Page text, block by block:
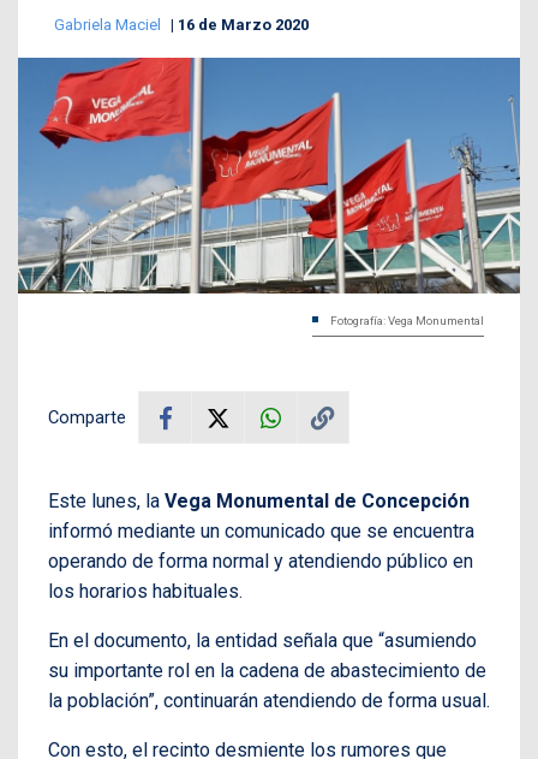
Gabriela Maciel 16 de Marzo 2020
Fotografía: Vega Monumental
Comparte
Este lunes, la Vega Monumental de Concepción
informó mediante un comunicado que se encuentra
operando de forma normal y atendiendo público en
los horarios habituales.
En el documento, la entidad señala que “asumiendo
su importante rol en la cadena de abastecimiento de
la población”, continuarán atendiendo de forma usual.
Con esto, el recinto desmiente los rumores que